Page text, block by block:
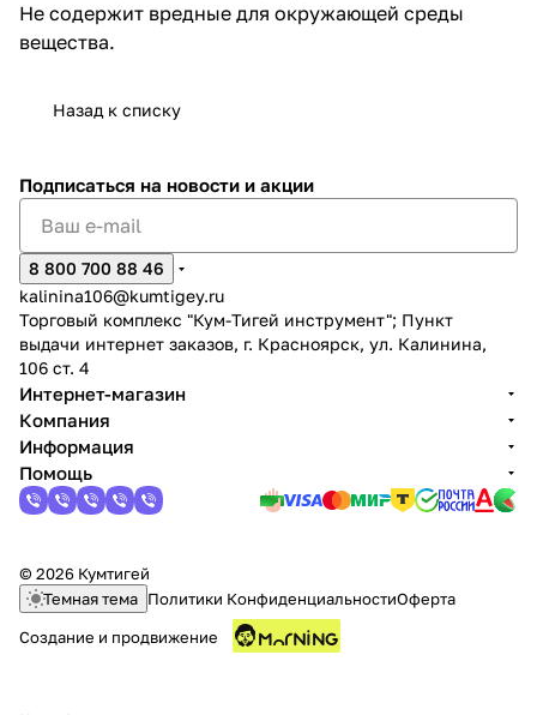
Не содержит вредные для окружающей среды
вещества.
Назад к списку
Подписаться на новости и акции
8 800 700 88 46
kalinina106@kumtigey.ru
Торговый комплекс "Кум-Тигей инструмент"; Пункт
выдачи интернет заказов, г. Красноярск, ул. Калинина,
106 ст. 4
Интернет-магазин
Компания
Информация
Помощь
© 2026 Кумтигей
Темная тема Политики КонфиденциальностиОферта
Создание и продвижение
раз в 2 недели